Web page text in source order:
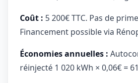
Coût : 5 200€ TTC. Pas de
Financement possible via
Économies annuelles :
réinjecté 1 020 kWh × 0,06€ =